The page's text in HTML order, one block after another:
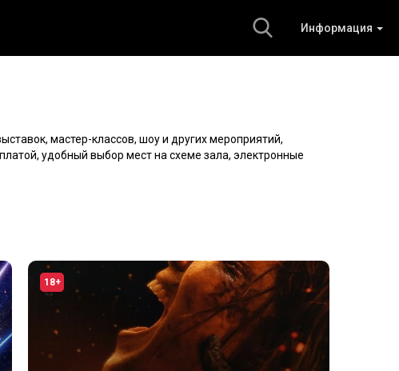
Информация
мастер-классов, шоу и других мероприятий,
удобный выбор мест на схеме зала, электронные
18+